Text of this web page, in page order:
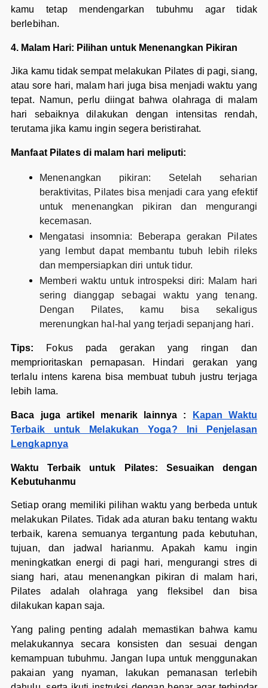
kamu tetap mendengarkan tubuhmu agar tidak
berlebihan.
4. Malam Hari: Pilihan untuk Menenangkan Pikiran
Jika kamu tidak sempat melakukan Pilates di pagi, siang,
atau sore hari, malam hari juga bisa menjadi waktu yang
tepat. Namun, perlu diingat bahwa olahraga di malam
hari sebaiknya dilakukan dengan intensitas rendah,
terutama jika kamu ingin segera beristirahat.
Manfaat Pilates di malam hari meliputi:
Menenangkan pikiran: Setelah seharian
beraktivitas, Pilates bisa menjadi cara yang efektif
untuk menenangkan pikiran dan mengurangi
kecemasan.
Mengatasi insomnia: Beberapa gerakan Pilates
yang lembut dapat membantu tubuh lebih rileks
dan mempersiapkan diri untuk tidur.
Memberi waktu untuk introspeksi diri: Malam hari
sering dianggap sebagai waktu yang tenang.
Dengan Pilates, kamu bisa sekaligus
merenungkan hal-hal yang terjadi sepanjang hari.
Tips: Fokus pada gerakan yang ringan dan
memprioritaskan pernapasan. Hindari gerakan yang
terlalu intens karena bisa membuat tubuh justru terjaga
lebih lama.
Baca juga artikel menarik lainnya :
Kapan Waktu
Terbaik untuk Melakukan Yoga? Ini Penjelasan
Lengkapnya
Waktu Terbaik untuk Pilates: Sesuaikan dengan
Kebutuhanmu
Setiap orang memiliki pilihan waktu yang berbeda untuk
melakukan Pilates. Tidak ada aturan baku tentang waktu
terbaik, karena semuanya tergantung pada kebutuhan,
tujuan, dan jadwal harianmu. Apakah kamu ingin
meningkatkan energi di pagi hari, mengurangi stres di
siang hari, atau menenangkan pikiran di malam hari,
Pilates adalah olahraga yang fleksibel dan bisa
dilakukan kapan saja.
Yang paling penting adalah memastikan bahwa kamu
melakukannya secara konsisten dan sesuai dengan
kemampuan tubuhmu. Jangan lupa untuk menggunakan
pakaian yang nyaman, lakukan pemanasan terlebih